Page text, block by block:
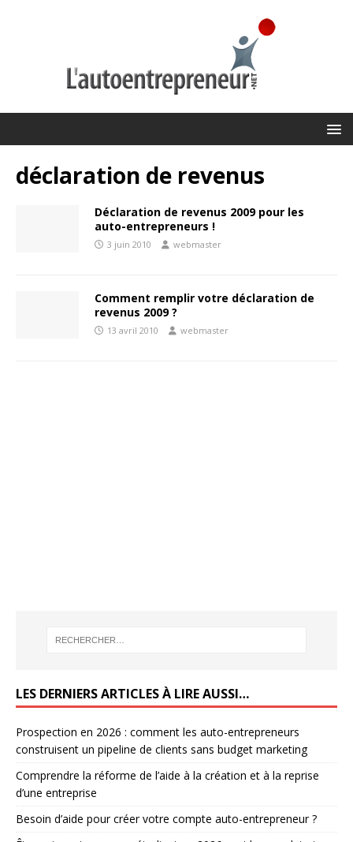
déclaration de revenus
Déclaration de revenus 2009 pour les
auto-entrepreneurs !
3 juin 2010 webmaster
Comment remplir votre déclaration de
revenus 2009 ?
13 avril 2010 webmaster
LES DERNIERS ARTICLES À LIRE AUSSI…
Prospection en 2026 : comment les auto-entrepreneurs
construisent un pipeline de clients sans budget marketing
Comprendre la réforme de l’aide à la création et à la reprise
d’une entreprise
Besoin d’aide pour créer votre compte auto-entrepreneur ?